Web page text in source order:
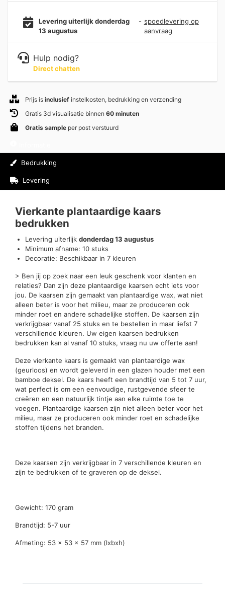
Levering uiterlijk donderdag
13 augustus
- spoedlevering op
aanvraag
Hulp nodig?
Direct chatten
Prijs is inclusief instelkosten, bedrukking en verzending
Gratis 3d visualisatie binnen 60 minuten
Gratis sample per post verstuurd
Bedrukking
Levering
Vierkante plantaardige kaars
bedrukken
Levering uiterlijk donderdag 13 augustus
Minimum afname: 10 stuks
Decoratie: Beschikbaar in 7 kleuren
> Ben jij op zoek naar een leuk geschenk voor klanten en
relaties? Dan zijn deze plantaardige kaarsen echt iets voor
jou. De kaarsen zijn gemaakt van plantaardige wax, wat niet
alleen beter is voor het milieu, maar ze produceren ook
minder roet en andere schadelijke stoffen. De kaarsen zijn
verkrijgbaar vanaf 25 stuks en te bestellen in maar liefst 7
verschillende kleuren. Uw eigen kaarsen bedrukken
bedrukken kan al vanaf 10 stuks, vraag nu uw offerte aan!
Deze vierkante kaars is gemaakt van plantaardige wax
(geurloos) en wordt geleverd in een glazen houder met een
bamboe deksel. De kaars heeft een brandtijd van 5 tot 7 uur,
wat perfect is om een eenvoudige, rustgevende sfeer te
creëren en een natuurlijk tintje aan elke ruimte toe te
voegen. Plantaardige kaarsen zijn niet alleen beter voor het
milieu, maar ze produceren ook minder roet en schadelijke
stoffen tijdens het branden.
Deze kaarsen zijn verkrijgbaar in 7 verschillende kleuren en
zijn te bedrukken of te graveren op de deksel.
Gewicht: 170 gram
Brandtijd: 5-7 uur
Afmeting: 53 x 53 x 57 mm (lxbxh)